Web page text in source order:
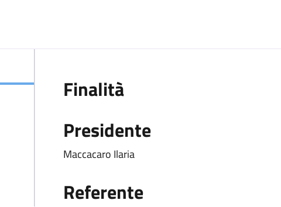
Finalità
Presidente
Maccacaro Ilaria
Referente